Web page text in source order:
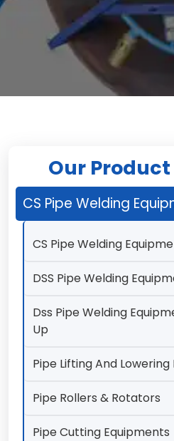
Our
CS Pipe Welding
CS Pipe Welding
DSS Pipe Welding
Dss Pipe Welding
Up
Pipe Lifting And
Pipe Rollers & Rotators
Pipe Cutting Equipments